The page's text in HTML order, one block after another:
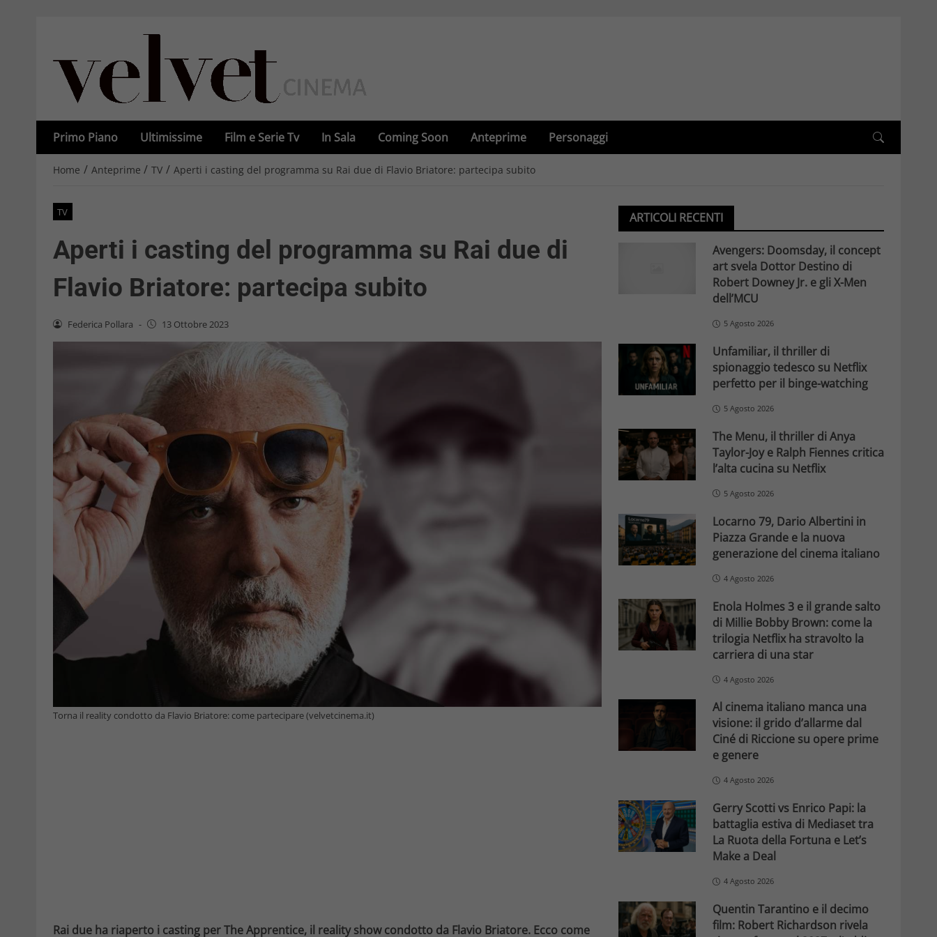
Primo Piano Ultimissime Film e Serie Tv In Sala Coming Soon Anteprime Personaggi
Home / Anteprime / TV / Aperti i casting del programma su Rai due di Flavio Briatore: partecipa subito
TV
Aperti i casting del programma su Rai due di
Flavio Briatore: partecipa subito
Federica Pollara - 13 Ottobre 2023
Torna il reality condotto da Flavio Briatore: come partecipare (velvetcinema.it)
Rai due ha riaperto i casting per The Apprentice, il reality show condotto da Flavio Briatore. Ecco come
ARTICOLI RECENTI
Avengers: Doomsday, il concept
art svela Dottor Destino di
Robert Downey Jr. e gli X-Men
dell’MCU
5 Agosto 2026
Unfamiliar, il thriller di
spionaggio tedesco su Netflix
perfetto per il binge-watching
5 Agosto 2026
The Menu, il thriller di Anya
Taylor-Joy e Ralph Fiennes critica
l’alta cucina su Netflix
5 Agosto 2026
Locarno 79, Dario Albertini in
Piazza Grande e la nuova
generazione del cinema italiano
4 Agosto 2026
Enola Holmes 3 e il grande salto
di Millie Bobby Brown: come la
trilogia Netflix ha stravolto la
carriera di una star
4 Agosto 2026
Al cinema italiano manca una
visione: il grido d’allarme dal
Ciné di Riccione su opere prime
e genere
4 Agosto 2026
Gerry Scotti vs Enrico Papi: la
battaglia estiva di Mediaset tra
La Ruota della Fortuna e Let’s
Make a Deal
4 Agosto 2026
Quentin Tarantino e il decimo
film: Robert Richardson rivela